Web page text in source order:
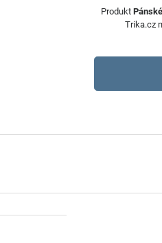
Produkt
Trika.cz